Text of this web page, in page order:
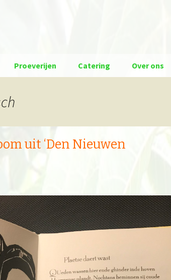
Proeverijen Catering Over ons
uit ‘Den Nieuwen